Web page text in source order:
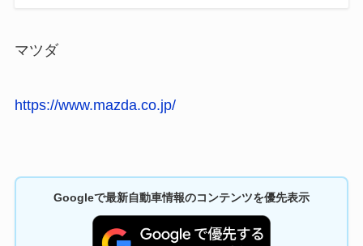
マツダ
https://www.mazda.co.jp/
Googleで最新自動車情報のコンテンツを優先表示